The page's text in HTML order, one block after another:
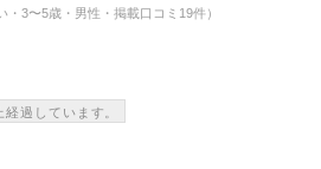
・3〜5歳・男性・掲載口コミ19件）
過しています。